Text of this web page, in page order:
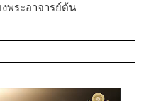
พระอาจารย์ต้น